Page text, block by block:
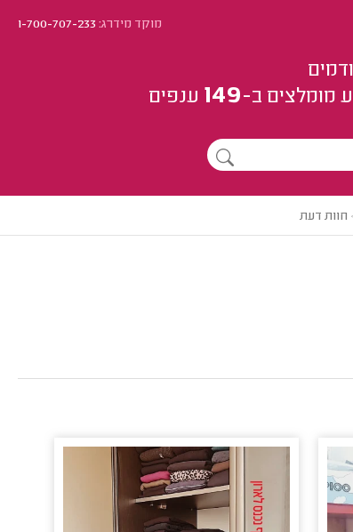
מוקד מידרג:1-700-707-233
מומלצים ב-149 ענפים
חוות דעת